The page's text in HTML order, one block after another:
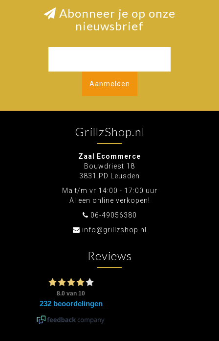
Abonneer je op onze
nieuwsbrief
Aanmelden
GrillzShop.nl
Zaal Ecommerce
Bouwdriest 18
3831 PD Leusden
Ma t/m vr 14:00 - 17:00 uur
Alleen online verkopen!
06-49056380
info@grillzshop.nl
Reviews